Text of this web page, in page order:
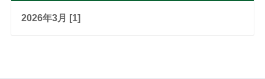
2026年3月 [1]